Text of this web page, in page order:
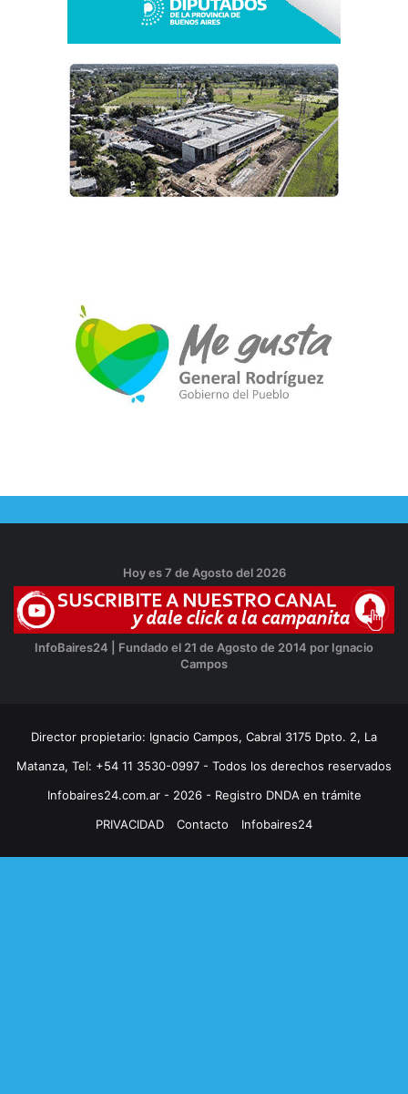
Hoy es 7 de Agosto del 2026
InfoBaires24 | Fundado el 21 de Agosto de 2014 por Ignacio
Campos
Director propietario: Ignacio Campos, Cabral 3175 Dpto. 2, La
Matanza, Tel: +54 11 3530-0997 - Todos los derechos reservados
Infobaires24.com.ar - 2026 - Registro DNDA en trámite
PRIVACIDAD
Contacto Infobaires24